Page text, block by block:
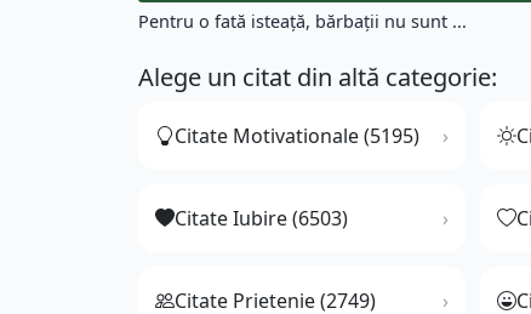
Pentru o fată isteaţă, bărbaţii nu sunt ...
Alege un citat din altă categorie:
Citate Motivationale (5195)
Citate Iubire (6503)
Citate Prietenie (2749)